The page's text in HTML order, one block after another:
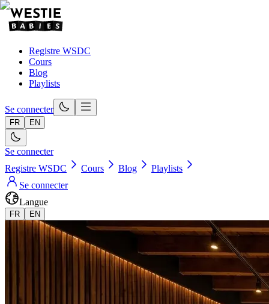
Registre WSDC
Cours
Blog
Playlists
Se connecter
FR EN
Se connecter
Registre WSDC
Cours Blog
Playlists
Se connecter
Langue
FR EN